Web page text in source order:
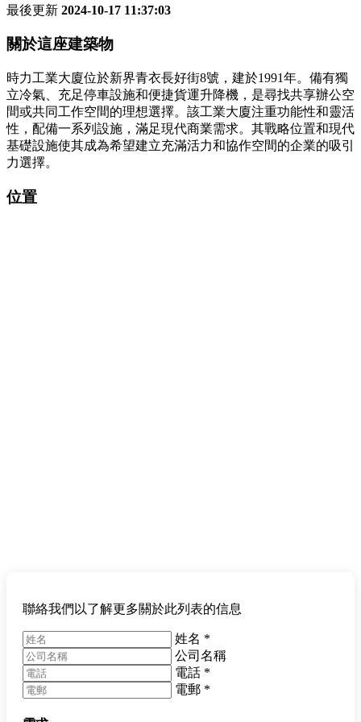
最後更新 2024-10-17 11:37:03
關於這座建築物
時力工業大廈位於新界青衣長好街8號，建於1991年。備有獨
立冷氣、充足停車設施和便捷貨運升降機，是尋找共享辦公空
間或共同工作空間的理想選擇。該工業大廈注重功能性和靈活
性，配備一系列設施，滿足現代商業需求。其戰略位置和現代
基礎設施使其成為希望建立充滿活力和協作空間的企業的吸引
力選擇。
位置
聯絡我們以了解更多關於此列表的信息
姓名 *
公司名稱
電話 *
電郵 *